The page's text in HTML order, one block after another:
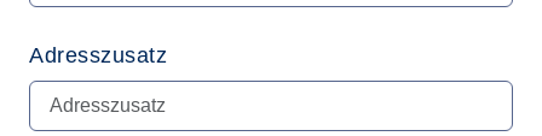
Adresszusatz